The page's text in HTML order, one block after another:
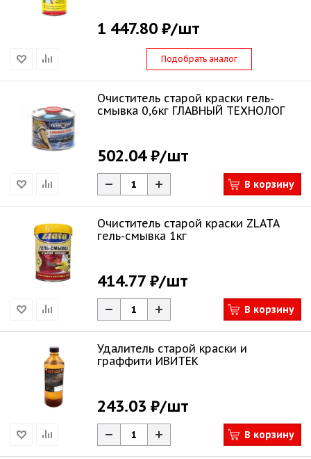
1 447.80 ₽/шт
Подобрать аналог
Очиститель старой краски гель-
смывка 0,6кг ГЛАВНЫЙ ТЕХНОЛОГ
502.04 ₽/шт
В корзину
Очиститель старой краски ZLATA
гель-смывка 1кг
414.77 ₽/шт
В корзину
Удалитель старой краски и
граффити ИВИТЕК
243.03 ₽/шт
В корзину